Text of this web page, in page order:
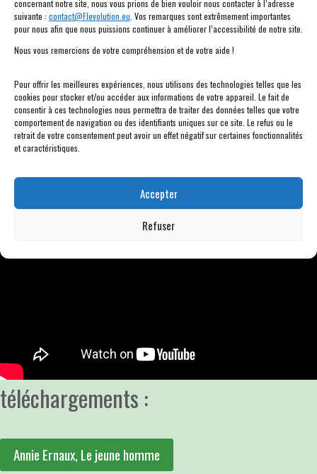
concernant notre site, nous vous prions de bien vouloir nous contacter à l’adresse
suivante : contact@Flevolution.eu . Vos remarques sont extrêmement importantes
pour nous afin que nous puissions continuer à améliorer l’accessibilité de notre site.
Nous vous remercions de votre compréhension et de votre aide !
Pour offrir les meilleures expériences, nous utilisons des technologies telles que les
cookies pour stocker et/ou accéder aux informations de votre appareil. Le fait de
consentir à ces technologies nous permettra de traiter des données telles que votre
comportement de navigation ou des identifiants uniques sur ce site. Le refus ou le
retrait de votre consentement peut avoir un effet négatif sur certaines fonctionnalités
et caractéristiques.
Accepter
Refuser
que de la langue polonaise, docteure en sciences humaines
dans le domaine de la littérature française. Enseignante de
FLE de longue date (à l’Université de Varsovie, à l’Université
collabore avec la Faculté des Artes Liberales de l’Université
de Varsovie, où elle donne des cours et anime des
séminaires consacrés à la prose autobiographique
francophone et à la narration. Elle co-gère également l’un
téléchargements :
Annie Ernaux, Le jeune homme